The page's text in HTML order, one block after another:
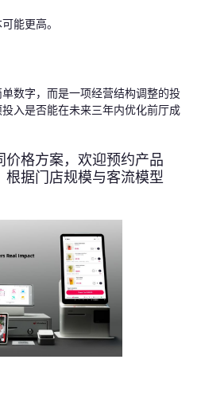
能更高。
数字，而是一项经营结构调整的投
入是否能在未来三年内优化前厅成
价格方案，欢迎预约产品
根据门店规模与客流模型